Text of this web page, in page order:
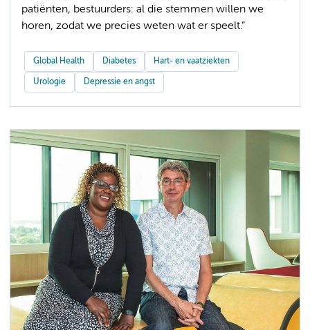
patiënten, bestuurders: al die stemmen willen we
horen, zodat we precies weten wat er speelt.”
Global Health Diabetes Hart- en vaatziekten
Urologie Depressie en angst